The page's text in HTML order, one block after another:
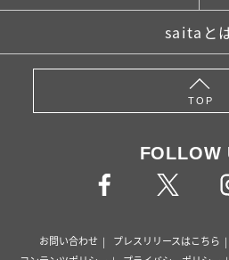
saitaと
TOP
FOLLOW
お問い合わせ プレスリリースはこちら